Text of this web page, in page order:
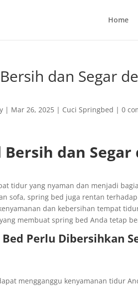
Home
dan Segar
| Mar 26, 2025 | Cuci Springbed |0
Bersih dan
tidur yang nyaman dan menjadi
sofa, spring bed juga rentan
dan kebersihan tempat
membuat spring bed Anda tetap
Perlu Dibersihkan
mengganggu kenyamanan tidur